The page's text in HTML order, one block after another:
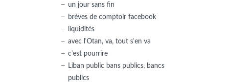
un jour sans fin
brèves de comptoir facebook
liquidités
avec l'Otan, va, tout s'en va
c'est pourrire
Liban public bans publics, bancs
publics